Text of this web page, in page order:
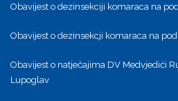
Obavijest o dezinsekciji komaraca na
Obavijest o dezinsekcji komaraca na
Obavijest o natječajima DV Medvjedići
Lupoglav